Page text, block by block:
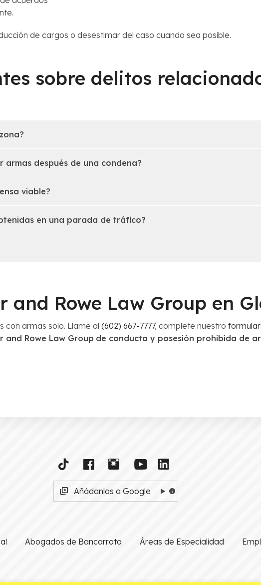
de cargos o desestimar del caso cuando sea posible.
sobre delitos
después de una condena?
viable?
en una parada de tráfico?
and Rowe Law Group en
con armas solo. Llame al (602) 667-7777, complete nuestro
and Rowe Law Group de conducta y posesión prohibida de
Añádanlos a Google
Abogados de Bancarrota Áreas de Especialidad